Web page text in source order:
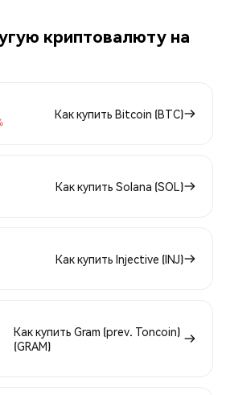
криптовалюту на
Как купить Bitcoin (BTC)
Как купить Solana (SOL)
Как купить Injective (INJ)
Как купить Gram (prev. Toncoin)
(GRAM)